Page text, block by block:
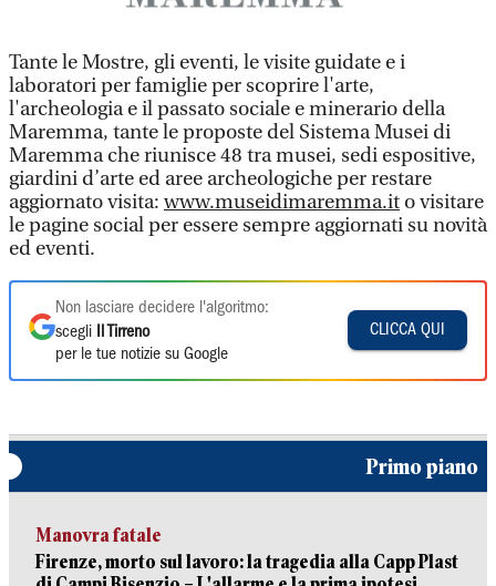
Tante le Mostre, gli eventi, le visite guidate e i
laboratori per famiglie per scoprire l'arte,
l'archeologia e il passato sociale e minerario della
Maremma, tante le proposte del Sistema Musei di
Maremma che riunisce 48 tra musei, sedi espositive,
giardini d’arte ed aree archeologiche per restare
aggiornato visita: www.museidimaremma.it o visitare
le pagine social per essere sempre aggiornati su novità
ed eventi.
Non lasciare decidere l'algoritmo:
scegli
Il Tirreno
per le tue notizie su Google
CLICCA QUI
Primo piano
Manovra fatale
Firenze, morto sul lavoro: la tragedia alla Capp Plast